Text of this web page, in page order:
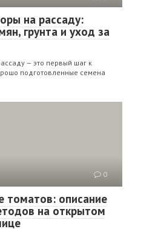
на рассаду:
грунта и уход за
— это первый шаг к
подготовленные семена
0
томатов: описание
на открытом